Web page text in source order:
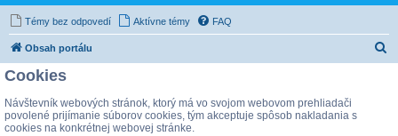
Témy bez odpovedí Aktívne témy FAQ
Obsah portálu
Cookies
Návštevník webových stránok, ktorý má vo svojom webovom prehliadači
povolené prijímanie súborov cookies, tým akceptuje spôsob nakladania s
cookies na konkrétnej webovej stránke.